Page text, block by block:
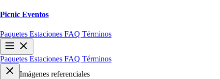
Picnic Eventos
Paquetes Estaciones FAQ Términos
Paquetes Estaciones FAQ Términos
Imágenes referenciales